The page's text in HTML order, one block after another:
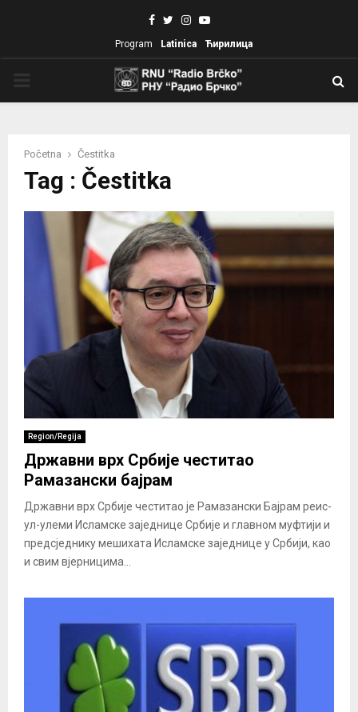
Facebook
TwitterInstagram
Youtube
Program Latinica Ћирилица
Početna Čestitka
Tag : Čestitka
Region/Regija
Државни врх Србије честитао
Рамазански бајрам
Државни врх Србије честитао је Рамазански Бајрам реис-
ул-улеми Исламске заједнице Србије и главном муфтији и
предсједнику мешихата Исламске заједнице у Србији, као
и свим вјерницима...